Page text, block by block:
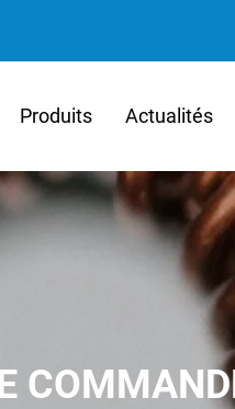
Produits Actualités